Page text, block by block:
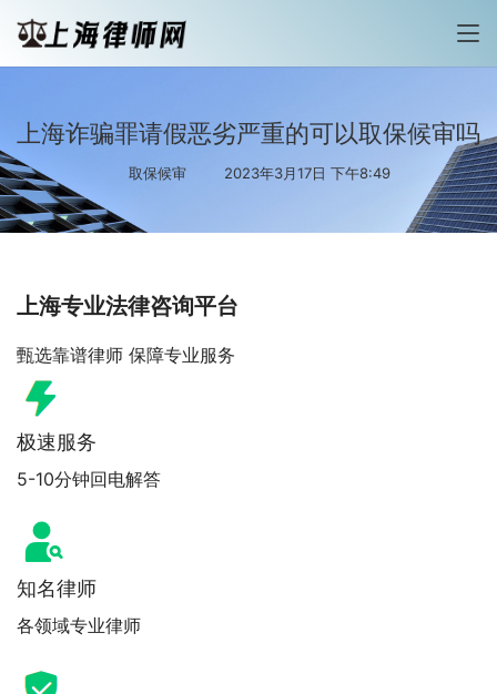
上海诈骗罪请假恶劣严重的可以取保候审吗
取保候审 2023年3月17日 下午8:49
上海专业法律咨询平台
甄选靠谱律师 保障专业服务
极速服务
5-10分钟回电解答
知名律师
各领域专业律师